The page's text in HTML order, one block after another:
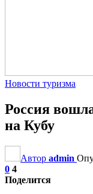
Новости туризма
Россия
на Кубу
Автор admin
0 4
Поделится